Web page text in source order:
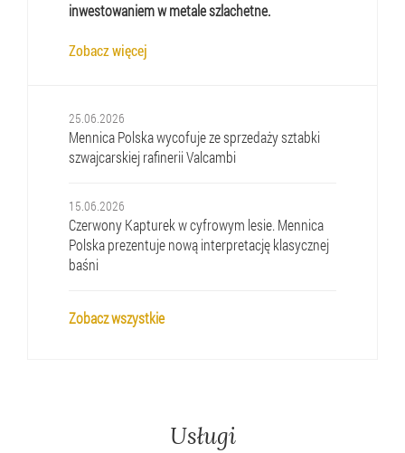
inwestowaniem w metale szlachetne.
Zobacz więcej
25.06.2026
Mennica Polska wycofuje ze sprzedaży sztabki
szwajcarskiej rafinerii Valcambi
15.06.2026
Czerwony Kapturek w cyfrowym lesie. Mennica
Polska prezentuje nową interpretację klasycznej
baśni
Zobacz wszystkie
Usługi